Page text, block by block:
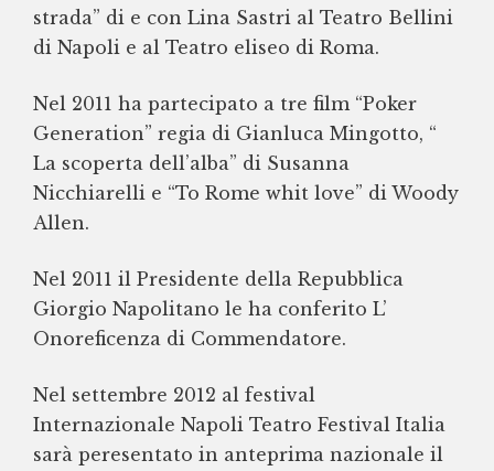
strada” di e con Lina Sastri al Teatro Bellini
di Napoli e al Teatro eliseo di Roma.
Nel 2011 ha partecipato a tre film “Poker
Generation” regia di Gianluca Mingotto, “
La scoperta dell’alba” di Susanna
Nicchiarelli e “To Rome whit love” di Woody
Allen.
Nel 2011 il Presidente della Repubblica
Giorgio Napolitano le ha conferito L’
Onoreficenza di Commendatore.
Nel settembre 2012 al festival
Internazionale Napoli Teatro Festival Italia
sarà peresentato in anteprima nazionale il